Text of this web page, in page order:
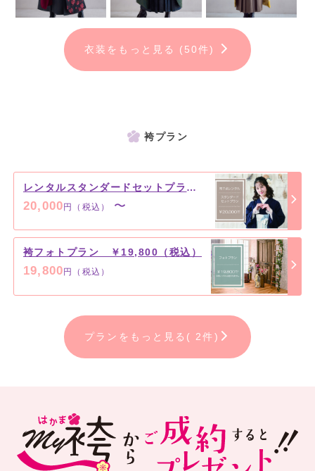
衣装をもっと見る (50件)
袴プラン
レンタルスタンダードセットプラン ￥20,000（税込）～
20,000円（税込） 〜
袴フォトプラン ￥19,800（税込）
19,800 円（税込）
プランをもっと見る( 2件)